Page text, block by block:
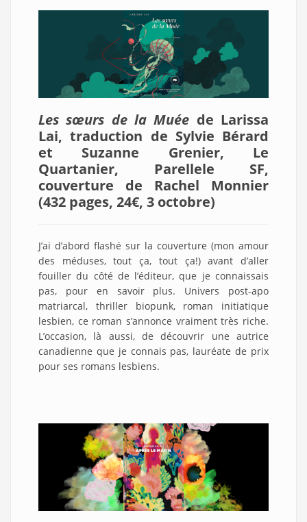
Les sœurs de la Muée de Larissa
Lai, traduction de Sylvie Bérard
et Suzanne Grenier, Le
Quartanier, Parellele SF,
couverture de Rachel Monnier
(432 pages, 24€, 3 octobre)
J’ai d’abord flashé sur la couverture (mon amour
des méduses, tout ça, tout ça!) avant d’aller
fouiller du côté de l’éditeur, que je connaissais
pas, pour en savoir plus. Univers post-apo
matriarcal, thriller biopunk, roman initiatique
lesbien, ce roman s’annonce vraiment très riche.
L’occasion, là aussi, de découvrir une autrice
canadienne que je connais pas, lauréate de prix
pour ses romans lesbiens.